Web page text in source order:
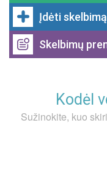
TURTO
ĮDĖTI SKELBIMĄ
Įdėti skelbimą
Skelbimų
Kodėl
Sužinokite, kuo